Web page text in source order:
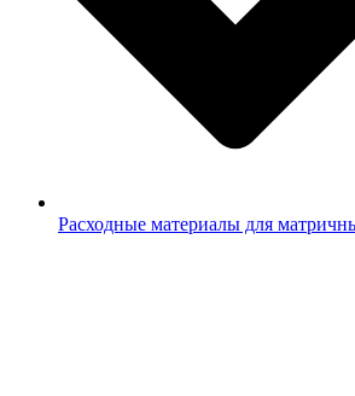
Расходные материалы для